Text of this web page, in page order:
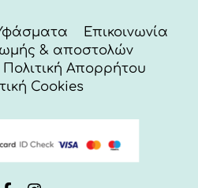
Επικοινωνία
& αποστολών
Πολιτική Απορρήτου
Cookies